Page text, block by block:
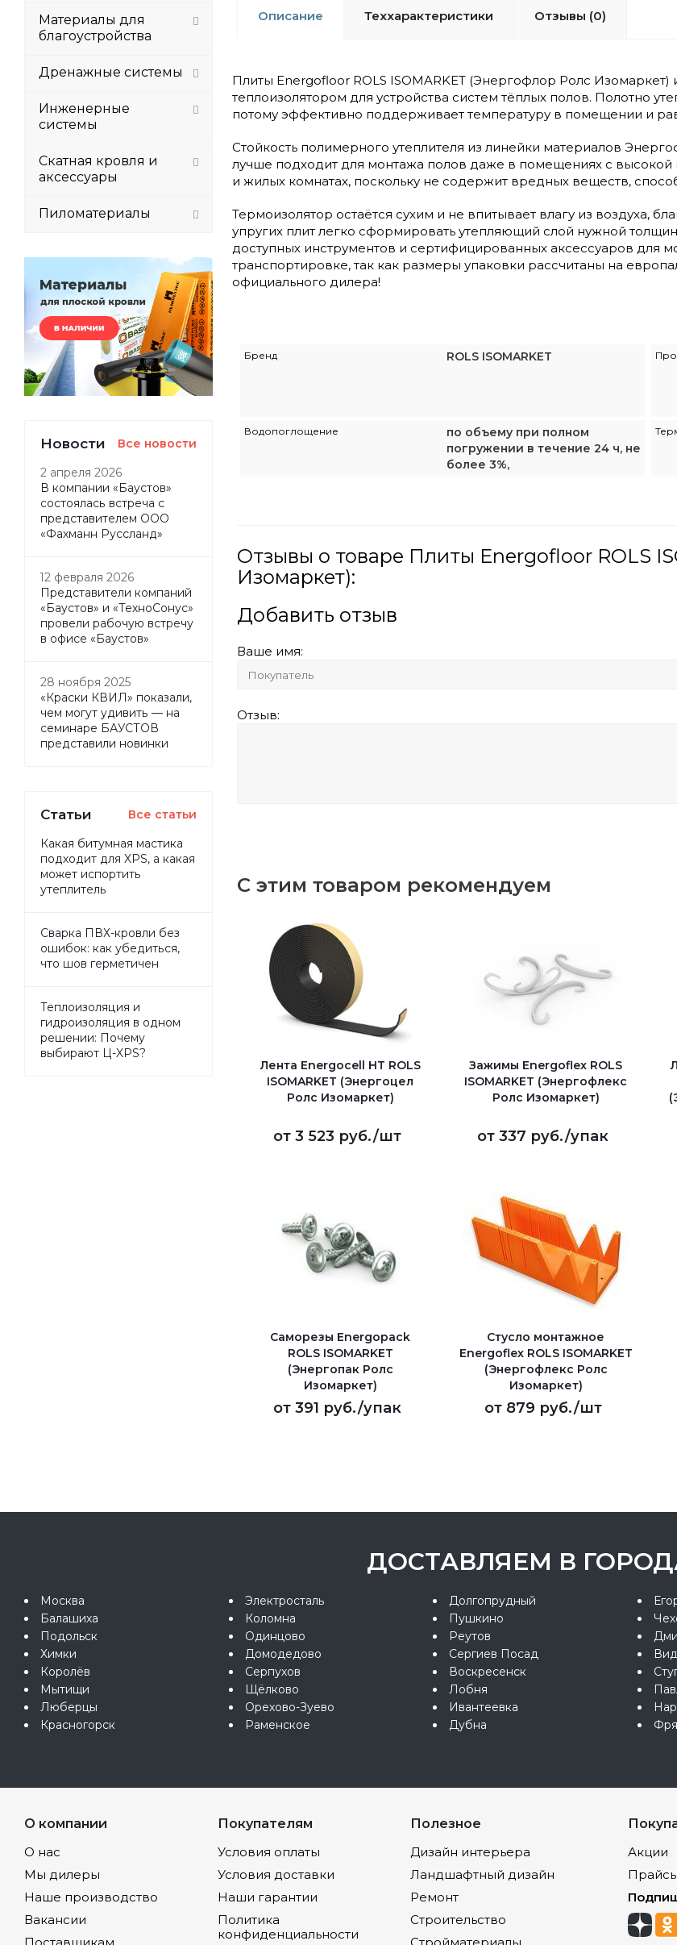
Описание Теххарактеристики Отзывы (0)
Плиты Energofloor ROLS ISOMARKET (Энергофлор Ролс
теплоизолятором для устройства систем тёплых полов. Полотно
потому эффективно поддерживает температуру в помещении и
Стойкость полимерного утеплителя из линейки материалов
лучше подходит для монтажа полов даже в помещениях с
и жилых комнатах, поскольку не содержит вредных веществ,
Термоизолятор остаётся сухим и не впитывает влагу из воздуха,
упругих плит легко сформировать утепляющий слой нужной
доступных инструментов и сертифицированных аксессуаров для
транспортировке, так как размеры упаковки рассчитаны на
официального дилера!
Бренд ROLS ISOMARKET
Водопоглощение
по объему при полном
погружении в течение 24 ч, не
более 3%,
Отзывы о товаре Плиты Energofloor ROLS
Изомаркет):
Добавить отзыв
Ваше имя:
Отзыв:
С этим товаром рекомендуем
Лента Energocell HT ROLS
ISOMARKET (Энергоцел
Ролс Изомаркет)
от 3 523 руб./шт
Зажимы Energoflex ROLS
ISOMARKET (Энергофлекс
Ролс Изомаркет)
от 337 руб./упак
Саморезы Energopack
ROLS ISOMARKET
(Энергопак Ролс
Изомаркет)
от 391 руб./упак
Стусло монтажное
Energoflex ROLS ISOMARKET
(Энергофлекс Ролс
Изомаркет)
от 879 руб./шт
Материалы для
благоустройства
Дренажные системы
Инженерные
системы
Скатная кровля и
аксессуары
Пиломатериалы
Новости Все новости
2 апреля 2026
В компании «Баустов»
состоялась встреча с
представителем ООО
«Фахманн Руссланд»
12 февраля 2026
Представители компаний
«Баустов» и «ТехноСонус»
провели рабочую встречу
в офисе «Баустов»
28 ноября 2025
«Краски КВИЛ» показали,
чем могут удивить — на
семинаре БАУСТОВ
представили новинки
Статьи Все статьи
Какая битумная мастика
подходит для XPS, а какая
может испортить
утеплитель
Сварка ПВХ-кровли без
ошибок: как убедиться,
что шов герметичен
Теплоизоляция и
гидроизоляция в одном
решении: Почему
выбирают Ц-XPS?
ДОСТАВЛЯЕМ В
Москва
Балашиха
Подольск
Химки
Королёв
Мытищи
Люберцы
Красногорск
Электросталь
Коломна
Одинцово
Домодедово
Серпухов
Щёлково
Орехово-Зуево
Раменское
Долгопрудный
Пушкино
Реутов
Сергиев Посад
Воскресенск
Лобня
Ивантеевка
Дубна
О компании
О нас
Мы дилеры
Наше производство
Вакансии
Покупателям
Условия оплаты
Условия доставки
Наши гарантии
Политика
конфиденциальности
Полезное
Дизайн интерьера
Ландшафтный дизайн
Ремонт
Строительство
Акции